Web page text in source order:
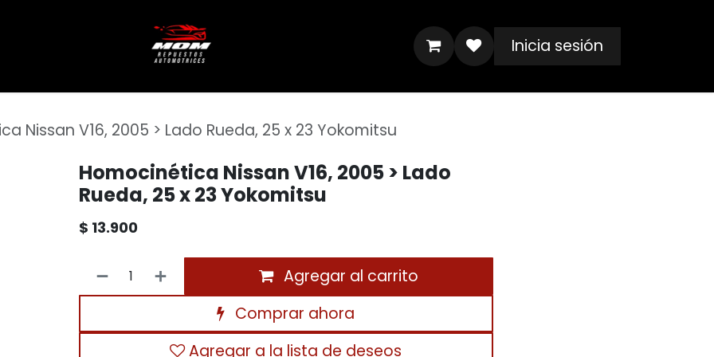
Inicia sesión
Nissan V16, 2005 > Lado Rueda, 25 x 23 Yokomitsu
Homocinética Nissan V16, 2005 > Lado
Rueda, 25 x 23 Yokomitsu
$ 13.900
Agregar al carrito
Comprar ahora
Agregar a la lista de deseos